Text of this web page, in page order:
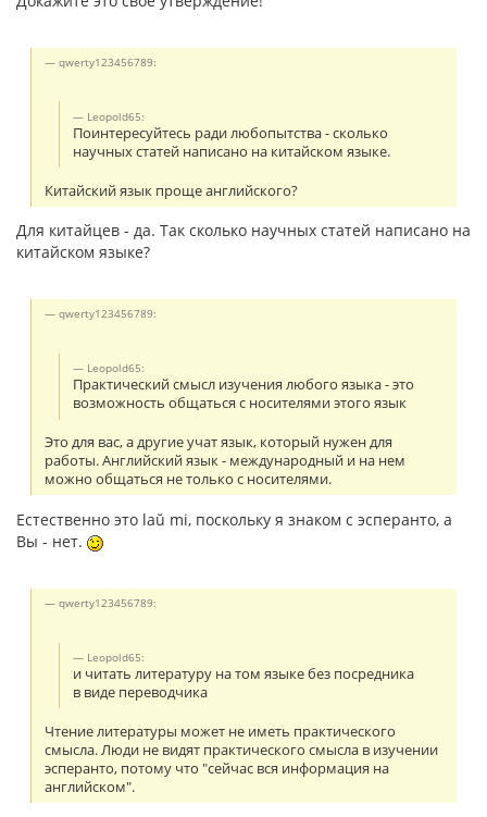
qwerty123456789:
Leopold65:
Поинтересуйтесь ради любопытства - сколько
научных статей написано на китайском языке.
Китайский язык проще английского?
Для китайцев - да. Так сколько научных статей написано на
китайском языке?
qwerty123456789:
Leopold65:
Практический смысл изучения любого языка - это
возможность общаться с носителями этого язык
Это для вас, а другие учат язык, который нужен для
работы. Английский язык - международный и на нем
можно общаться не только с носителями.
Естественно это laŭ mi, поскольку я знаком с эсперанто, а
Вы - нет.
qwerty123456789:
Leopold65:
и читать литературу на том языке без посредника
в виде переводчика
Чтение литературы может не иметь практического
смысла. Люди не видят практического смысла в изучении
эсперанто, потому что "сейчас вся информация на
английском".